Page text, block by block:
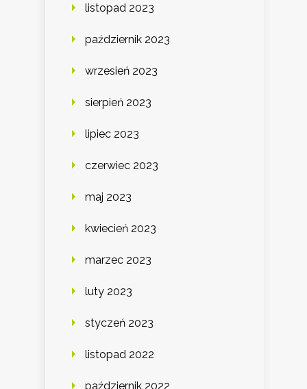
listopad 2023
październik 2023
wrzesień 2023
sierpień 2023
lipiec 2023
czerwiec 2023
maj 2023
kwiecień 2023
marzec 2023
luty 2023
styczeń 2023
listopad 2022
październik 2022